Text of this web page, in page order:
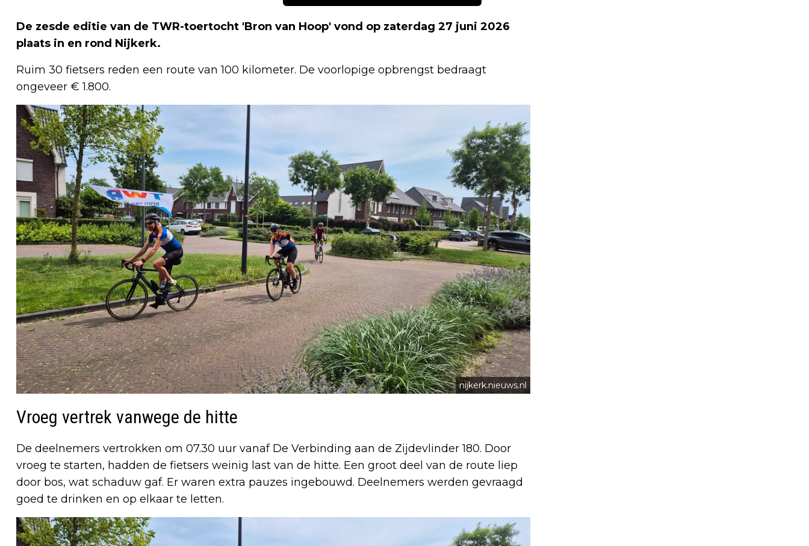
De zesde editie van de TWR-toertocht 'Bron van Hoop' vond op zaterdag 27 juni 2026
plaats in en rond Nijkerk.
Ruim 30 fietsers reden een route van 100 kilometer. De voorlopige opbrengst bedraagt
ongeveer € 1.800.
nijkerk.nieuws.nl
Vroeg vertrek vanwege de hitte
De deelnemers vertrokken om 07.30 uur vanaf De Verbinding aan de Zijdevlinder 180. Door
vroeg te starten, hadden de fietsers weinig last van de hitte. Een groot deel van de route liep
door bos, wat schaduw gaf. Er waren extra pauzes ingebouwd. Deelnemers werden gevraagd
goed te drinken en op elkaar te letten.